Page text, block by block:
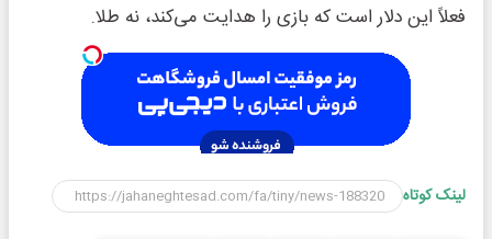
فعلاً این دلار است که بازی را هدایت می‌کند، نه طلا.
لینک کوتاه